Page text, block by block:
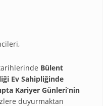
Bülent
Ev Sahipliğinde
Kariyer Günleri’nin
duyurmaktan